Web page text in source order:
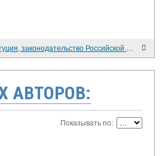
Конституция, законодательство Российской Федерации о структуре и порядке формирования органов государственной власти
АВТОРОВ:
Показывать по: